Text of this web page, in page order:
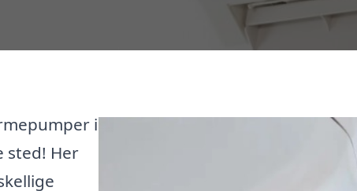
i
sted! Her